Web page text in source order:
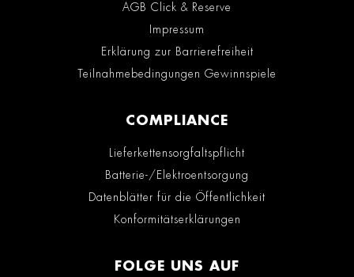
AGB Click & Reserve
Impressum
Erklärung zur Barrierefreiheit
Teilnahmebedingungen Gewinnspiele
COMPLIANCE
Lieferkettensorgfaltspflicht
Batterie-/Elektroentsorgung
Datenblätter für die Öffentlichkeit
Konformitätserklärungen
FOLGE UNS AUF